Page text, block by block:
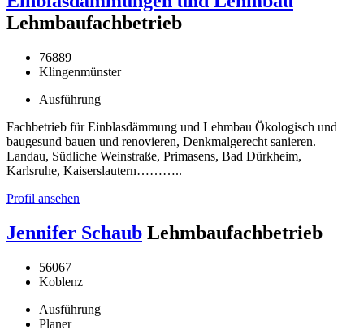
Lehmbaufachbetrieb
76889
Klingenmünster
Ausführung
Fachbetrieb für Einblasdämmung und Lehmbau Ökologisch und
baugesund bauen und renovieren, Denkmalgerecht sanieren.
Landau, Südliche Weinstraße, Primasens, Bad Dürkheim,
Karlsruhe, Kaiserslautern………..
Profil ansehen
Jennifer Schaub Lehmbaufachbetrieb
56067
Koblenz
Ausführung
Planer